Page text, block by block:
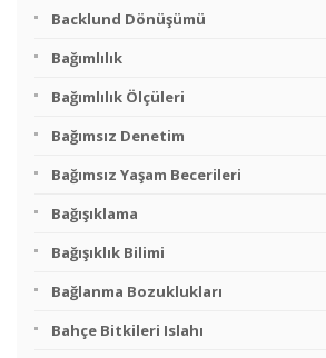
Backlund Dönüşümü
Bağımlılık
Bağımlılık Ölçüleri
Bağımsız Denetim
Bağımsız Yaşam Becerileri
Bağışıklama
Bağışıklık Bilimi
Bağlanma Bozuklukları
Bahçe Bitkileri Islahı